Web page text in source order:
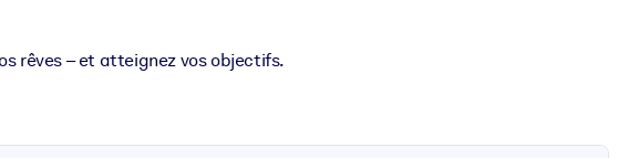
rêves – et atteignez vos objectifs.